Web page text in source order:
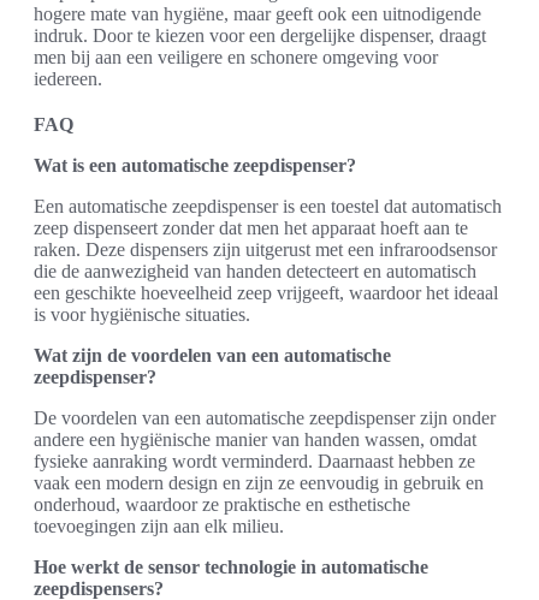
hogere mate van hygiëne, maar geeft ook een uitnodigende
indruk. Door te kiezen voor een dergelijke dispenser, draagt
men bij aan een veiligere en schonere omgeving voor
iedereen.
FAQ
Wat is een automatische zeepdispenser?
Een automatische zeepdispenser is een toestel dat automatisch
zeep dispenseert zonder dat men het apparaat hoeft aan te
raken. Deze dispensers zijn uitgerust met een infraroodsensor
die de aanwezigheid van handen detecteert en automatisch
een geschikte hoeveelheid zeep vrijgeeft, waardoor het ideaal
is voor hygiënische situaties.
Wat zijn de voordelen van een automatische
zeepdispenser?
De voordelen van een automatische zeepdispenser zijn onder
andere een hygiënische manier van handen wassen, omdat
fysieke aanraking wordt verminderd. Daarnaast hebben ze
vaak een modern design en zijn ze eenvoudig in gebruik en
onderhoud, waardoor ze praktische en esthetische
toevoegingen zijn aan elk milieu.
Hoe werkt de sensor technologie in automatische
zeepdispensers?